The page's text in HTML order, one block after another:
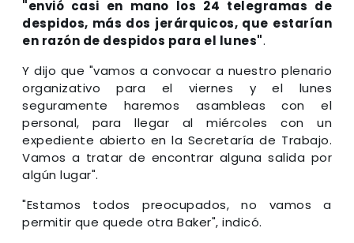
"envió casi en mano los 24 telegramas de
despidos, más dos jerárquicos, que estarían
en razón de despidos para el lunes".
Y dijo que "vamos a convocar a nuestro plenario
organizativo para el viernes y el lunes
seguramente haremos asambleas con el
personal, para llegar al miércoles con un
expediente abierto en la Secretaría de Trabajo.
Vamos a tratar de encontrar alguna salida por
algún lugar".
"Estamos todos preocupados, no vamos a
permitir que quede otra Baker", indicó.